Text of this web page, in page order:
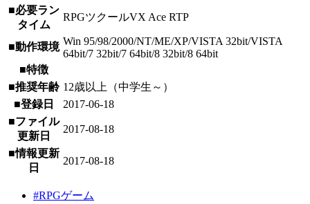
■必要ラン
タイム
RPGツクールVX Ace RTP
■動作環境 Win 95/98/2000/NT/ME/XP/VISTA 32bit/VISTA
64bit/7 32bit/7 64bit/8 32bit/8 64bit
■特徴
■推奨年齢 12歳以上（中学生～）
■登録日
2017-06-18
■ファイル
更新日
2017-08-18
■情報更新
日
2017-08-18
#RPGゲーム